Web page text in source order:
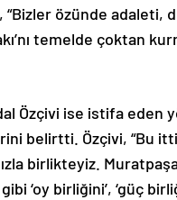
“Bizler özünde
temelde çoktan
Özçivi ise istifa eden
belirtti. Özçivi, “Bu
birlikteyiz.
gibi ‘oy birliğini’, ‘güç